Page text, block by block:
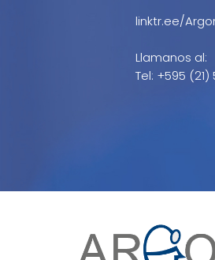
linktr.ee/
Llamanos al:
Tel: +595